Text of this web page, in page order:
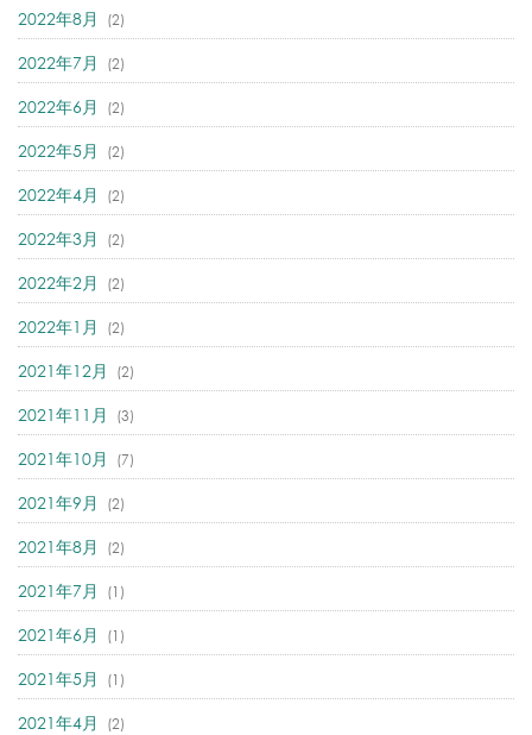
2022年8月 (2)
2022年7月 (2)
2022年6月 (2)
2022年5月 (2)
2022年4月 (2)
2022年3月 (2)
2022年2月 (2)
2022年1月 (2)
2021年12月 (2)
2021年11月 (3)
2021年10月 (7)
2021年9月 (2)
2021年8月 (2)
2021年7月 (1)
2021年6月 (1)
2021年5月 (1)
2021年4月 (2)